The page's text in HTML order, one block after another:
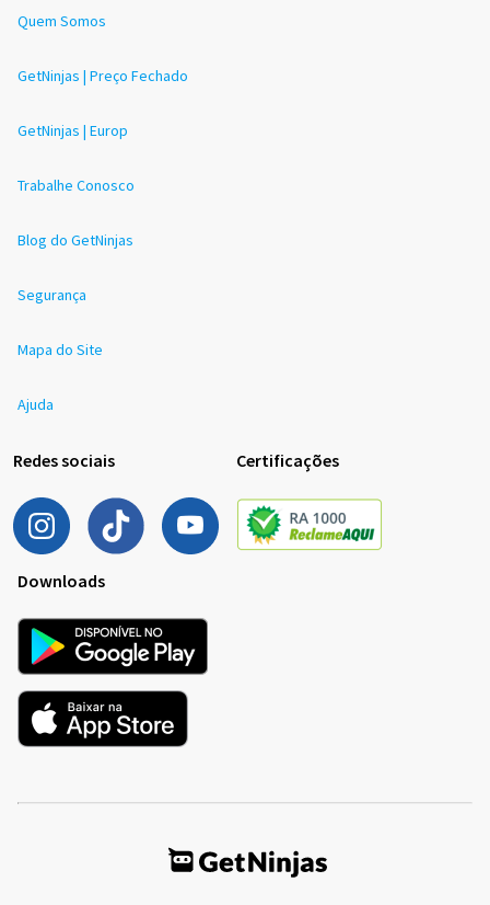
Quem Somos
GetNinjas | Preço Fechado
GetNinjas | Europ
Trabalhe Conosco
Blog do GetNinjas
Segurança
Mapa do Site
Ajuda
Redes sociais Certificações
Downloads